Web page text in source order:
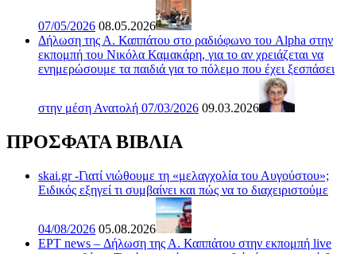
07/05/2026 08.05.2026
Δήλωση της Α. Καππάτου στο ραδιόφωνο του Alpha στην
εκπομπή του Νικόλα Καμακάρη, για το αν χρειάζεται να
ενημερώσουμε τα παιδιά για το πόλεμο που έχει ξεσπάσει
στην μέση Ανατολή 07/03/2026 09.03.2026
ΠΡΟΣΦΑΤΑ ΒΙΒΛΙΑ
skai.gr -Γιατί νιώθουμε τη «μελαγχολία του Αυγούστου»;
Ειδικός εξηγεί τι συμβαίνει και πώς να το διαχειριστούμε
04/08/2026 05.08.2026
ΕΡΤ news – Δήλωση της Α. Καππάτου στην εκπομπή live